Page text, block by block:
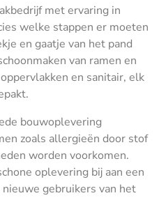
met ervaring in
welke stappen er moeten
en gaatje van het pand
van ramen en
en sanitair, elk
bouwoplevering
zoals allergieën door stof
worden voorkomen.
oplevering bij aan een
gebruikers van het